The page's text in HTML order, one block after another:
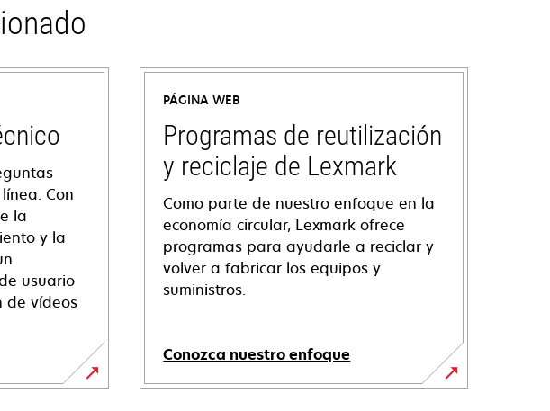
Con
la
y la
usuario
de vídeos
PÁGINA WEB
Programas de reutilización
y reciclaje de Lexmark
Como parte de nuestro enfoque en la
economía circular, Lexmark ofrece
programas para ayudarle a reciclar y
volver a fabricar los equipos y
suministros.
Conozca nuestro enfoque